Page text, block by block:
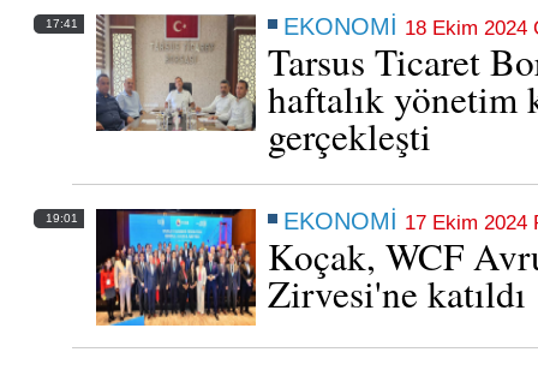
Yönetim Kurulu Başkanı Mustafa Teke başkanlığında Borsa
toplantı salonunda gerçekleştirildi
07 Aralık 2025 Pazar 21:34
EKONOMİ 18 Ekim 2024
Tarsus Ticaret
haftalık yönetim
gerçekleşti
17:41
EKONOMİ 17 Ekim 2024
Koçak, WCF
Zirvesi'ne katıldı
19:01